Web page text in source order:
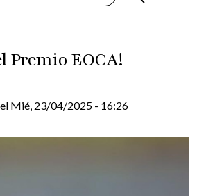
Premio EOCA!
el Mié, 23/04/2025 - 16:26